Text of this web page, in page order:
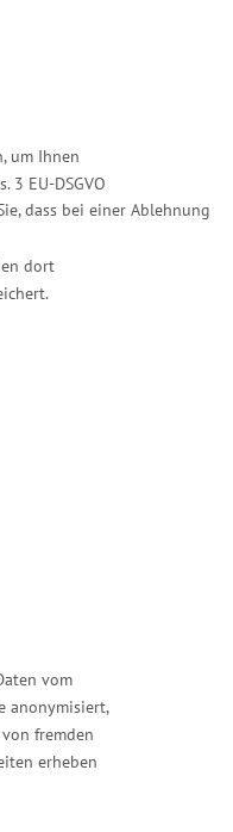
um Ihnen
3 EU-DSGVO
dort
vom
anonymisiert,
fremden
erheben
dass bei einer Ablehnung